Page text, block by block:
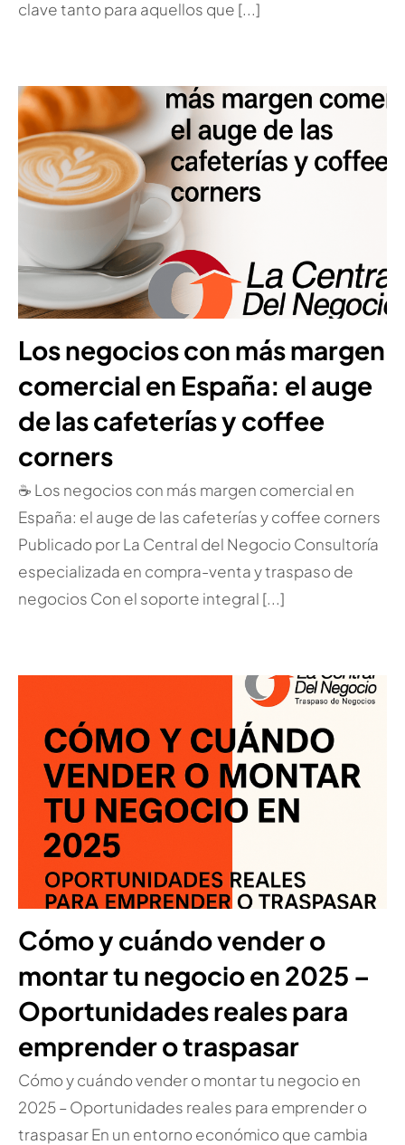
clave tanto para aquellos que [...]
Los negocios con más margen
comercial en España: el auge
de las cafeterías y coffee
corners
☕ Los negocios con más margen comercial en
España: el auge de las cafeterías y coffee corners
Publicado por La Central del Negocio Consultoría
especializada en compra-venta y traspaso de
negocios Con el soporte integral [...]
Cómo y cuándo vender o
montar tu negocio en 2025 –
Oportunidades reales para
emprender o traspasar
Cómo y cuándo vender o montar tu negocio en
2025 – Oportunidades reales para emprender o
traspasar En un entorno económico que cambia